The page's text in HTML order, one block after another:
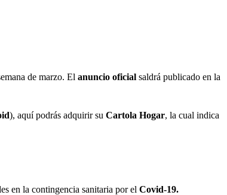
de marzo. El anuncio oficial saldrá publicado en la
), aquí podrás adquirir su Cartola Hogar, la cual indica
en la contingencia sanitaria por el Covid-19.